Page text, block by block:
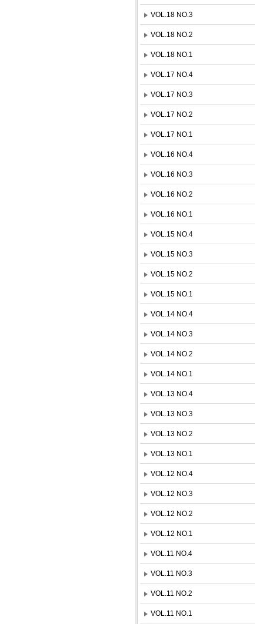
VOL.18 NO.3
VOL.18 NO.2
VOL.18 NO.1
VOL.17 NO.4
VOL.17 NO.3
VOL.17 NO.2
VOL.17 NO.1
VOL.16 NO.4
VOL.16 NO.3
VOL.16 NO.2
VOL.16 NO.1
VOL.15 NO.4
VOL.15 NO.3
VOL.15 NO.2
VOL.15 NO.1
VOL.14 NO.4
VOL.14 NO.3
VOL.14 NO.2
VOL.14 NO.1
VOL.13 NO.4
VOL.13 NO.3
VOL.13 NO.2
VOL.13 NO.1
VOL.12 NO.4
VOL.12 NO.3
VOL.12 NO.2
VOL.12 NO.1
VOL.11 NO.4
VOL.11 NO.3
VOL.11 NO.2
VOL.11 NO.1